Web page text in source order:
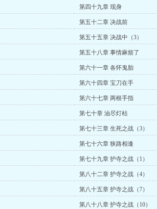
第四十九章 现身
第五十二章 决战前
第五十五章 决战中（3）
第五十八章 事情麻烦了
第六十一章 各怀鬼胎
第六十四章 宝刀在手
第六十七章 两根手指
第七十章 油尽灯枯
第七十三章 生死之战（3）
第七十六章 狭路相逢
第七十九章 护寺之战（1）
第八十二章 护寺之战（4）
第八十五章 护寺之战（7）
第八十八章 护寺之战（10）